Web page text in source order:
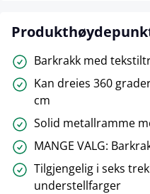
Barkrakk med
Kan dreies 360
cm
Solid metallramme
MANGE VALG:
Tilgjengelig i seks
understellfarger